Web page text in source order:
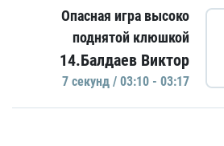
Опасная игра высоко
поднятой клюшкой
14.Балдаев Виктор
7 секунд / 03:10 - 03:17